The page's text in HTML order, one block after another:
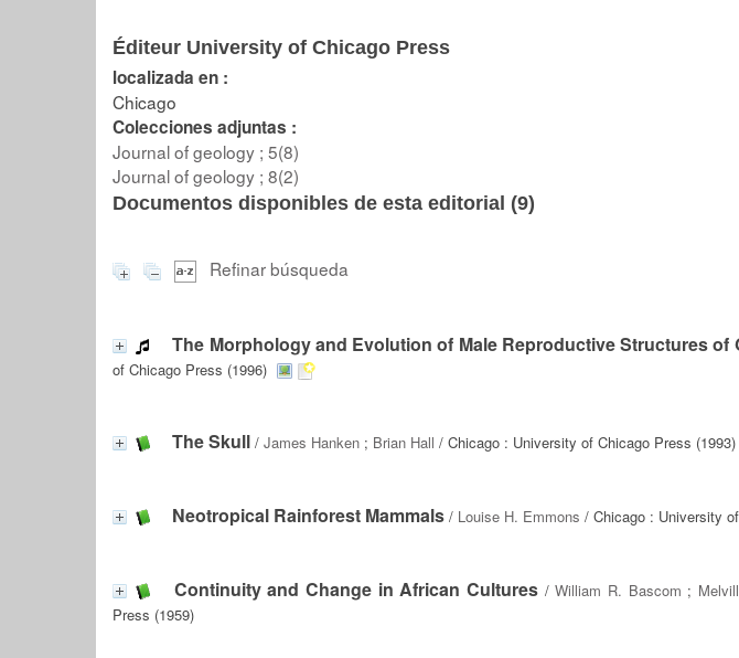
Éditeur University of Chicago Press
localizada en :
Chicago
Colecciones adjuntas :
Journal of geology ; 5(8)
Journal of geology ; 8(2)
Documentos disponibles de esta editorial (9)
Refinar búsqueda
The Morphology and Evolution of Male Reproductive Structures of
of Chicago Press (1996)
The Skull / James Hanken ; Brian Hall / Chicago : University of Chicago Press (1993)
Neotropical Rainforest Mammals / Louise H. Emmons / Chicago : University
Continuity and Change in African Cultures/William R. Bascom ;
Press (1959)